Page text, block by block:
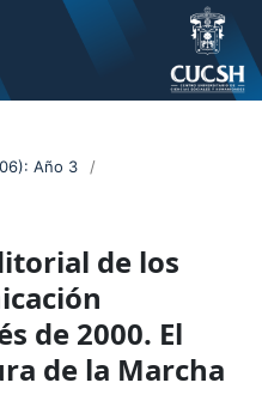
Año 3
/
de los
de 2000. El
de la Marcha